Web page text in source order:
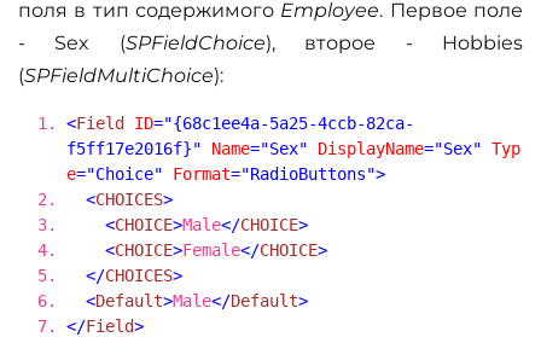
поля в тип содержимого Employee. Первое поле
- Sex (SPFieldChoice), второе - Hobbies
(SPFieldMultiChoice):
<Field ID="{68c1ee4a-5a25-4ccb-82ca-
f5ff17e2016f}"
Name="Sex" DisplayName="Sex" Typ
e="Choice" Format="RadioButtons">
<CHOICES>
<CHOICE>Male</CHOICE>
<CHOICE>Female</CHOICE>
</CHOICES>
<Default>Male</Default>
</Field>